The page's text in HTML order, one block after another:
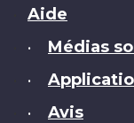
Brand
Aide
• Médias
•
• Avis